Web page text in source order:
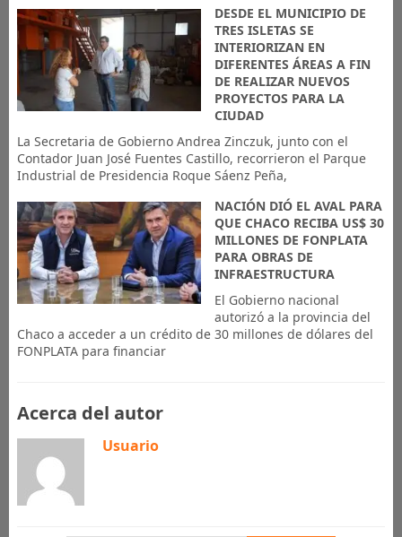
DESDE EL MUNICIPIO DE
TRES ISLETAS SE
INTERIORIZAN EN
DIFERENTES ÁREAS A FIN
DE REALIZAR NUEVOS
PROYECTOS PARA LA
CIUDAD
La Secretaria de Gobierno Andrea Zinczuk, junto con el
Contador Juan José Fuentes Castillo, recorrieron el Parque
Industrial de Presidencia Roque Sáenz Peña,
NACIÓN DIÓ EL AVAL PARA
QUE CHACO RECIBA US$ 30
MILLONES DE FONPLATA
PARA OBRAS DE
INFRAESTRUCTURA
El Gobierno nacional
autorizó a la provincia del
Chaco a acceder a un crédito de 30 millones de dólares del
FONPLATA para financiar
Acerca del autor
Usuario